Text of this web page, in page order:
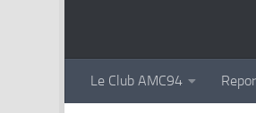
Le Club AMC94